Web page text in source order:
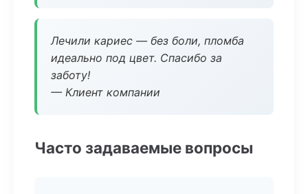
Лечили кариес — без боли, пломба
идеально под цвет. Спасибо за
заботу!
— Клиент компании
Часто задаваемые вопросы